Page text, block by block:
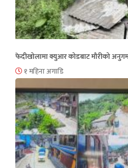
फेदीखोलामा क्युआर कोडबाट मौरीको
१ महिना अगाडि